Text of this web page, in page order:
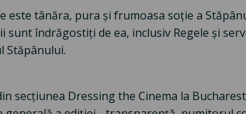
este tânăra, pura și frumoasa soție a
sunt îndrăgostiți de ea, inclusiv Regele și
Stăpânului.
secțiunea Dressing the Cinema la